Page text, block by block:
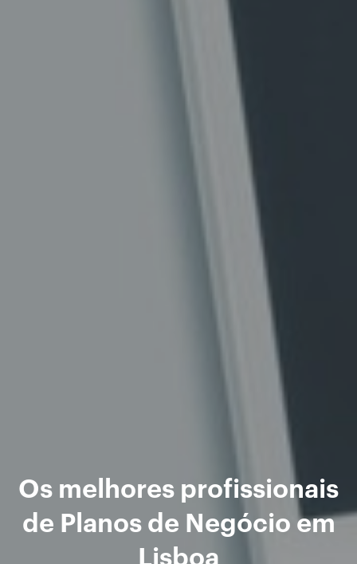
Os melhores profissionais
de Planos de Negócio em
Lisboa